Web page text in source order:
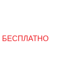
БЕСПЛАТНО